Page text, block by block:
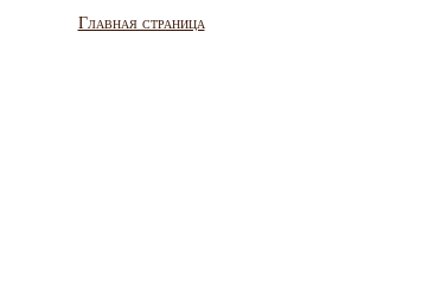
Главная страница